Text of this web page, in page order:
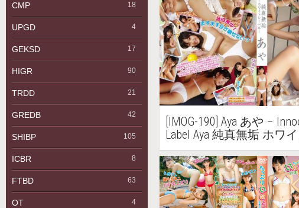
CMP 18
UPGD 4
GEKSD 17
HIGR 90
TRDD 21
GREDB 42
SHIBP 105
ICBR 8
FTBD 63
OT 4
[IMOG-190] Aya あや –
Label Aya 純真無垢 ホワ
ー あや